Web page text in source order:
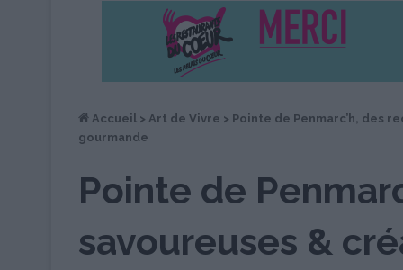
Accueil > Art de Vivre > Pointe de Penmarc’h, des
gourmande
Pointe de
savoureuses &